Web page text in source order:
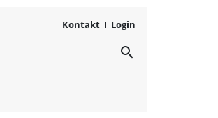
Kontakt Login
search